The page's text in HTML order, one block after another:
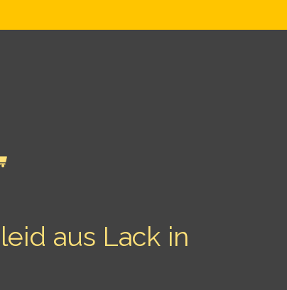
aus Lack in